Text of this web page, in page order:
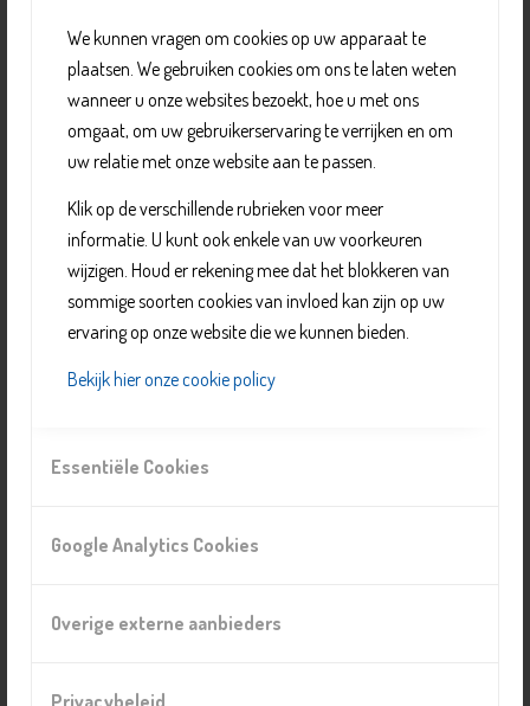
We kunnen vragen om cookies op uw apparaat te
plaatsen. We gebruiken cookies om ons te laten weten
wanneer u onze websites bezoekt, hoe u met ons
omgaat, om uw gebruikerservaring te verrijken en om
uw relatie met onze website aan te passen.
Klik op de verschillende rubrieken voor meer
informatie. U kunt ook enkele van uw voorkeuren
wijzigen. Houd er rekening mee dat het blokkeren van
sommige soorten cookies van invloed kan zijn op uw
ervaring op onze website die we kunnen bieden.
Bekijk hier onze cookie policy
Essentiële Cookies
Google Analytics Cookies
Overige externe aanbieders
Organisatie
E-mail:contact@pietervanforeest.nl
zorg/woonzorglocaties/delfshove/tijdelijk-verblijf
Woonzorgcentrum Delfshove
In Delfshove zijn kamers beschikbaar voor mensen die
moeten herstellen na een ziekenhuisopname of ziekte.
Dit heet tijdelijk verblijf. U heeft hiervoor een
verpleegkundige van het ziekenhuis bekijkt of dit verblijf
nodig is, en zo ja dan regelt hij of zij hiervoor een
indicatie.